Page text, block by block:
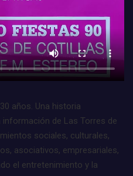
años. Una historia
de Las Torres de
sociales, culturales,
asociativos, empresariales,
el entretenimiento y la